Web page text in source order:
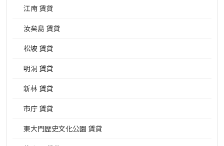
江南 賃貸
汝矣島 賃貸
松坡 賃貸
明洞 賃貸
新林 賃貸
市庁 賃貸
東大門歴史文化公園 賃貸